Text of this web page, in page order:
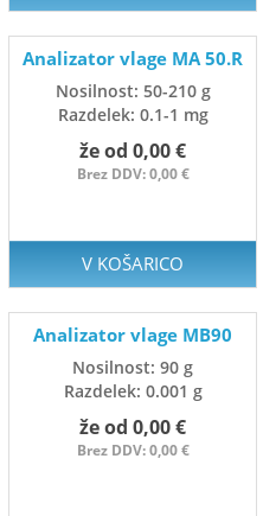
Analizator vlage MA 50.R
Nosilnost: 50-210 g
Razdelek: 0.1-1 mg
že od 0,00 €
Brez DDV: 0,00 €
V KOŠARICO
Analizator vlage MB90
Nosilnost: 90 g
Razdelek: 0.001 g
že od 0,00 €
Brez DDV: 0,00 €